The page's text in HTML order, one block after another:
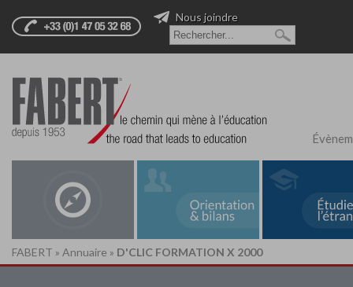
Nous joindre
FABERT » Annuaire » D'CLIC FORMATION X 2000